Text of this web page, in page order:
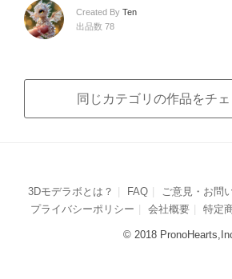
Created By Ten
出品数 78
同じカテゴリの作品をチ
3Dモデラボとは？ FAQ ご意見・お問
プライバシーポリシー
会社概要 特定
© 2018